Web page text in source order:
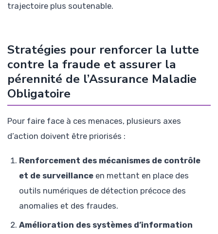
trajectoire plus soutenable.
Stratégies pour renforcer la lutte
contre la fraude et assurer la
pérennité de l’Assurance Maladie
Obligatoire
Pour faire face à ces menaces, plusieurs axes
d’action doivent être priorisés :
Renforcement des mécanismes de contrôle
et de surveillance en mettant en place des
outils numériques de détection précoce des
anomalies et des fraudes.
Amélioration des systèmes d’information